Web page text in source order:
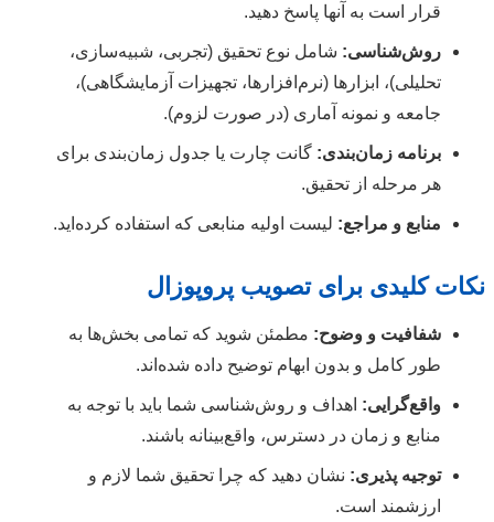
قرار است به آنها پاسخ دهید.
روش‌شناسی: شامل نوع تحقیق (تجربی، شبیه‌سازی،
تحلیلی)، ابزارها (نرم‌افزارها، تجهیزات آزمایشگاهی)،
جامعه و نمونه آماری (در صورت لزوم).
برنامه زمان‌بندی: گانت چارت یا جدول زمان‌بندی برای
هر مرحله از تحقیق.
منابع و مراجع: لیست اولیه منابعی که استفاده کرده‌اید.
نکات کلیدی برای تصویب پروپوزال
شفافیت و وضوح: مطمئن شوید که تمامی بخش‌ها به
طور کامل و بدون ابهام توضیح داده شده‌اند.
واقع‌گرایی: اهداف و روش‌شناسی شما باید با توجه به
منابع و زمان در دسترس، واقع‌بینانه باشند.
توجیه پذیری: نشان دهید که چرا تحقیق شما لازم و
ارزشمند است.